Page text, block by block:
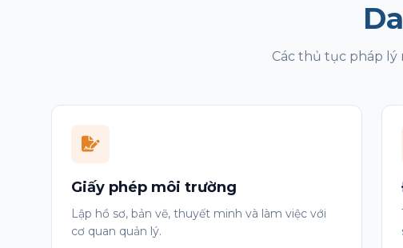
Các thủ tục pháp lý
Giấy phép môi trường
Lập hồ sơ, bản vẽ, thuyết minh và làm việc với
cơ quan quản lý.